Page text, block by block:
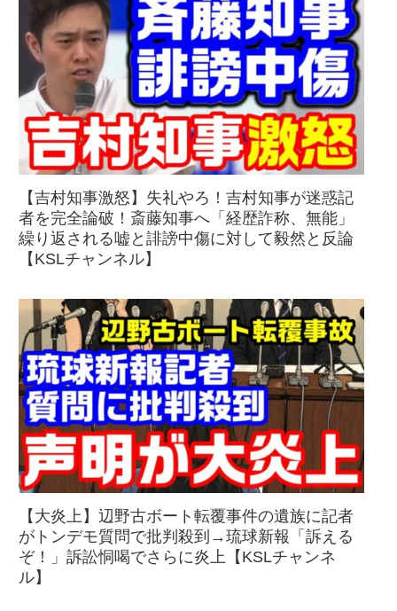
【吉村知事激怒】失礼やろ！吉村知事が迷惑記
者を完全論破！斎藤知事へ「経歴詐称、無能」
繰り返される嘘と誹謗中傷に対して毅然と反論
【KSLチャンネル】
【大炎上】辺野古ボート転覆事件の遺族に記者
がトンデモ質問で批判殺到→琉球新報「訴える
ぞ！」訴訟恫喝でさらに炎上【KSLチャンネ
ル】